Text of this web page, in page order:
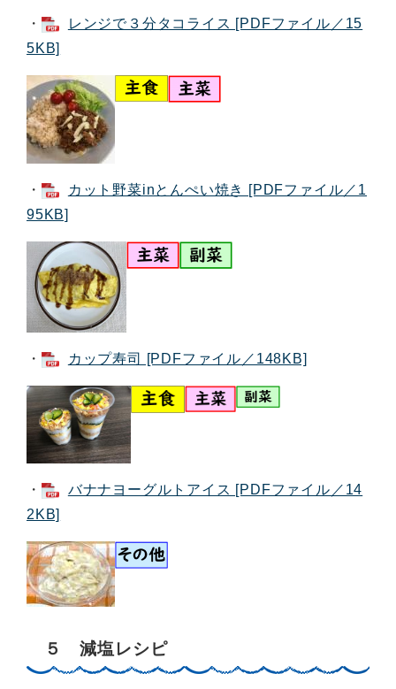
・
レンジで３分タコライス [PDFファイル／15
5KB]
・
カット野菜inとんぺい焼き [PDFファイル／1
95KB]
・ カップ寿司 [PDFファイル／148KB]
・
バナナヨーグルトアイス [PDFファイル／14
2KB]
５ 減塩レシピ